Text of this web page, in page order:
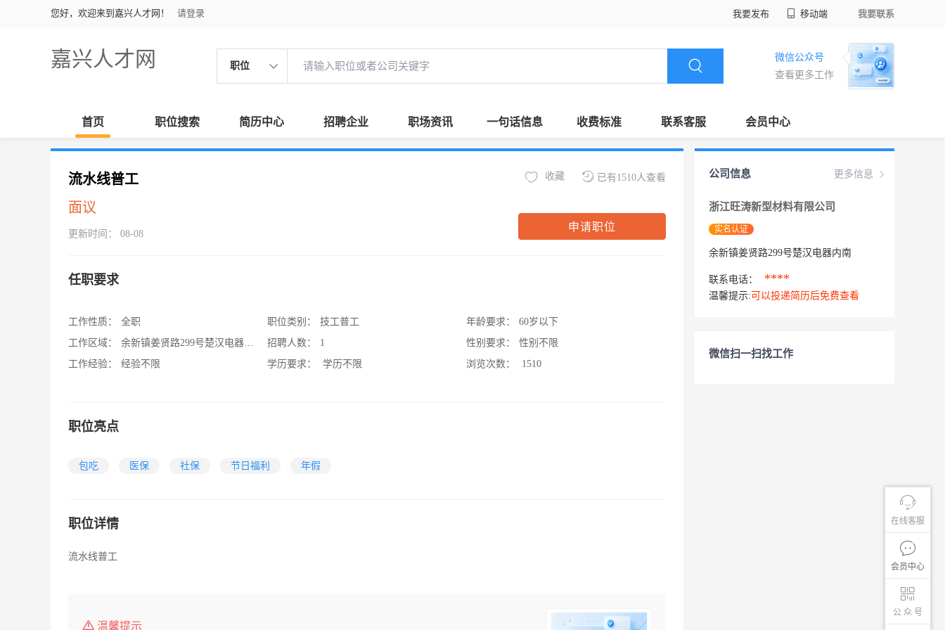
您好，欢迎来到嘉兴人才网！ 请登录 我要发布 移动端 我要联系
嘉兴人才网 职位
微信公众号
查看更多工作
首页 职位搜索 简历中心 招聘企业 职场资讯 一句话信息 收费标准 联系客服 会员中心
在线客服
会员中心
公 众 号
流水线普工
面议
更新时间： 08-08
已有1510人查看
收藏
申请职位
任职要求
工作性质：
全职
工作区域：
余新镇姜贤路299号楚汉电器内南
工作经验：
经验不限
职位类别：
技工普工
招聘人数：
1
学历要求：
学历不限
年龄要求：
60岁以下
性别要求：
性别不限
浏览次数：
1510
职位亮点
包吃 医保 社保 节日福利 年假
职位详情
流水线普工
温馨提示
更多信息
公司信息
浙江旺涛新型材料有限公司
实名认证
余新镇姜贤路299号楚汉电器内南
联系电话： ****
温馨提示: 可以投递简历后免费查看
微信扫一扫找工作